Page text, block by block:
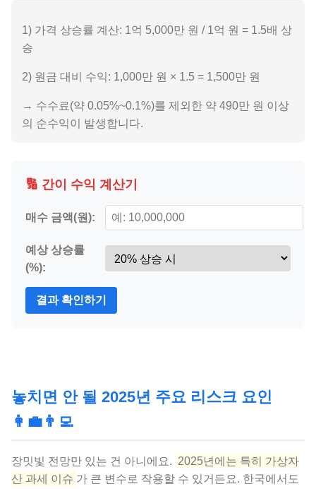
1) 가격 상승률 계산: 1억 5,000만 원 / 1억 원 = 1.5배 상
승
2) 원금 대비 수익: 1,000만 원 × 1.5 = 1,500만 원
→ 수수료(약 0.05%~0.1%)를 제외한 약 490만 원 이상
의 순수익이 발생합니다.
🔢 간이 수익 계산기
매수 금액(원):
예상 상승률
(%):
결과 확인하기
놓치면 안 될 2025년 주요 리스크 요인
👩‍💼👨‍💻
장밋빛 전망만 있는 건 아니에요. 2025년에는 특히 가상자
산 과세 이슈 가 큰 변수로 작용할 수 있거든요. 한국에서도